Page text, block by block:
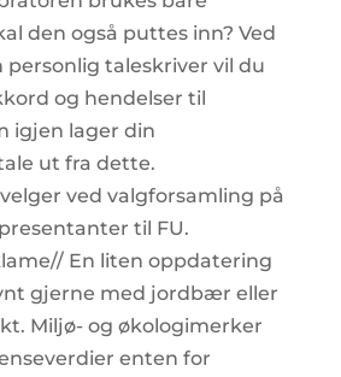
den også puttes inn? Ved
personlig taleskriver vil du
og hendelser til
igjen lager din
ut fra dette.
ved valgforsamling på
til FU.
En liten oppdatering
gjerne med jordbær eller
Miljø- og økologimerker
enten for